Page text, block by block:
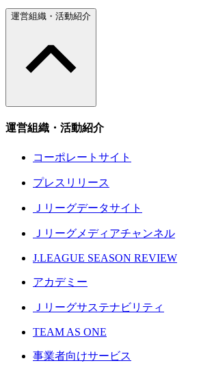
運営組織・活動紹介
運営組織・活動紹介
コーポレートサイト
プレスリリース
Ｊリーグデータサイト
Ｊリーグメディアチャンネル
J.LEAGUE SEASON REVIEW
アカデミー
Ｊリーグサステナビリティ
TEAM AS ONE
事業者向けサービス